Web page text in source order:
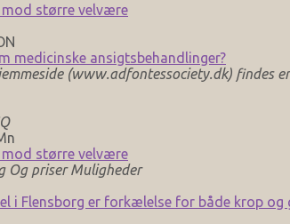
mod større velvære
medicinske ansigtsbehandlinger?
(www.adfontessociety.dk) findes
mod større velvære
Og priser Muligheder
i Flensborg er forkælelse for både krop og